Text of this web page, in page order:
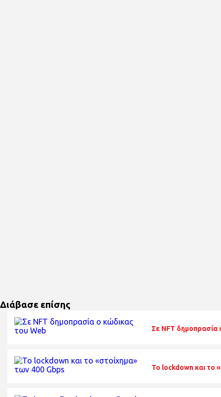
Διάβασε επίσης
Σε NFT δημοπρασία
Το lockdown και το